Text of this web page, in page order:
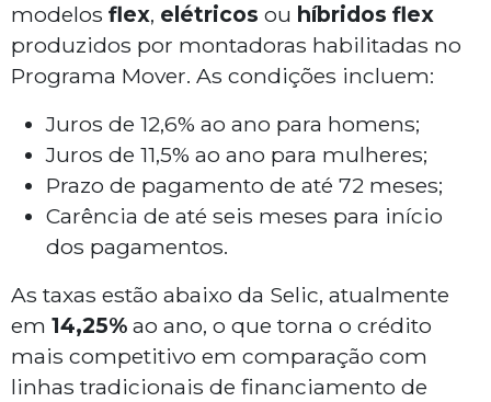
modelos flex, elétricos ou híbridos flex
produzidos por montadoras habilitadas no
Programa Mover. As condições incluem:
Juros de 12,6% ao ano para homens;
Juros de 11,5% ao ano para mulheres;
Prazo de pagamento de até 72 meses;
Carência de até seis meses para início
dos pagamentos.
As taxas estão abaixo da Selic, atualmente
em 14,25% ao ano, o que torna o crédito
mais competitivo em comparação com
linhas tradicionais de financiamento de